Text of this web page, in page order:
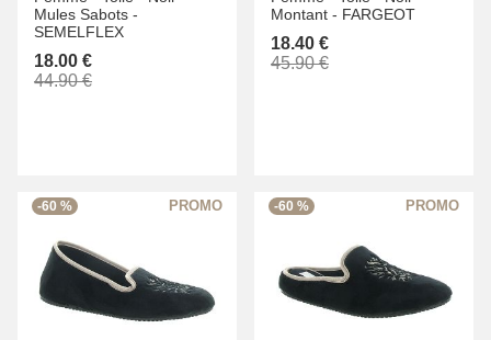
Mules Sabots -
SEMELFLEX
18.00 €
44.90 €
Montant - FARGEOT
18.40 €
45.90 €
-60 % -60 %